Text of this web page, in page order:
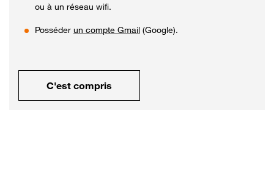
ou à un réseau wifi.
Posséder un compte Gmail (Google).
C'est compris